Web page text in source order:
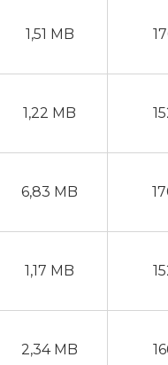
1,51 MB
1,22 MB
6,83 MB
1,17 MB
2,34 MB